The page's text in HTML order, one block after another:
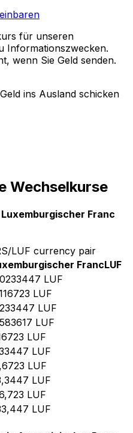
für unseren
Informationszwecken.
wenn Sie Geld senden.
ins Ausland schicken
Wechselkurse
Franc
LUF currency pair
FrancLUF
LUF
LUF
LUF
LUF
LUF
LUF
LUF
LUF
LUF
LUF